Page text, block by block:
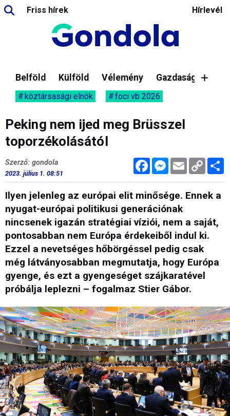
Friss hírek Hírlevél
Belföld Külföld Vélemény Gazdaság
köztársasági elnök foci vb 2026
Peking nem ijed meg Brüsszel
toporzékolásától
FacebookMessenger
Email Copy
Link
Szerző: gondola
2023. július 1. 08:51
Ilyen jelenleg az európai elit minősége. Ennek a
nyugat-európai politikusi generációnak
nincsenek igazán stratégiai víziói, nem a saját,
pontosabban nem Európa érdekeiből indul ki.
Ezzel a nevetséges hőbörgéssel pedig csak
még látványosabban megmutatja, hogy Európa
gyenge, és ezt a gyengeséget szájkaratével
próbálja leplezni – fogalmaz Stier Gábor.